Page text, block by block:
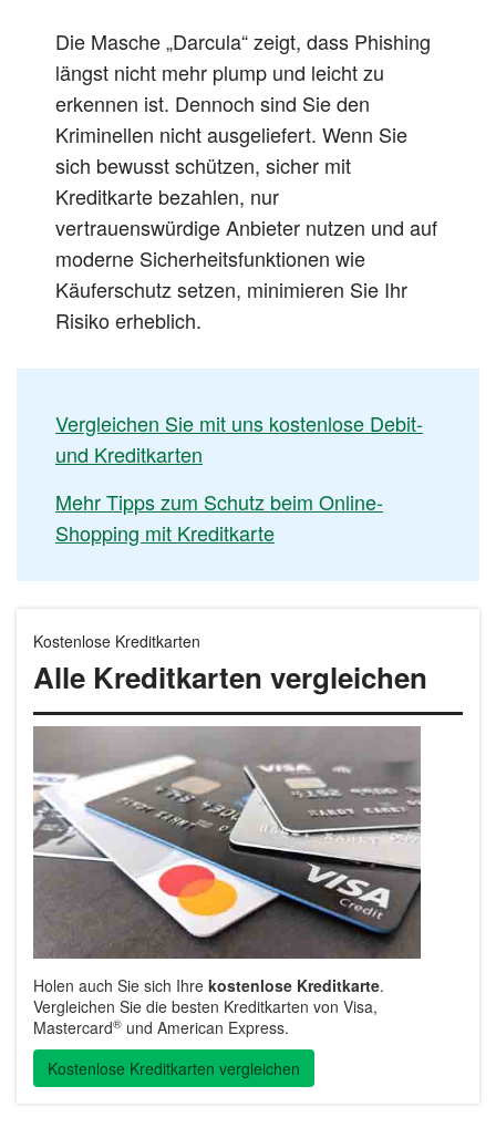
Die Masche „Darcula“ zeigt, dass Phishing
längst nicht mehr plump und leicht zu
erkennen ist. Dennoch sind Sie den
Kriminellen nicht ausgeliefert. Wenn Sie
sich bewusst schützen, sicher mit
Kreditkarte bezahlen, nur
vertrauenswürdige Anbieter nutzen und auf
moderne Sicherheitsfunktionen wie
Käuferschutz setzen, minimieren Sie Ihr
Risiko erheblich.
Vergleichen Sie mit uns kostenlose Debit-
und Kreditkarten
Mehr Tipps zum Schutz beim Online-
Shopping mit Kreditkarte
Kostenlose Kreditkarten
Alle Kreditkarten vergleichen
Holen auch Sie sich Ihre kostenlose Kreditkarte.
Vergleichen Sie die besten Kreditkarten von Visa,
Mastercard® und American Express.
Kostenlose Kreditkarten vergleichen